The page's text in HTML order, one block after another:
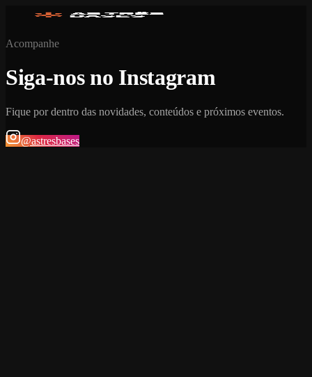
Acompanhe
Siga-nos no Instagram
Fique por dentro das novidades, conteúdos e próximos eventos.
@astresbases